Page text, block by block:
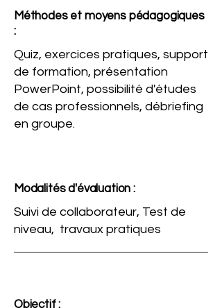
Méthodes et moyens pédagogiques
:
Quiz, exercices pratiques, support
de formation, présentation
PowerPoint, possibilité d'études
de cas professionnels, débriefing
en groupe.
Modalités d'évaluation :
Suivi de collaborateur, Test de
niveau, travaux pratiques
Objectif :